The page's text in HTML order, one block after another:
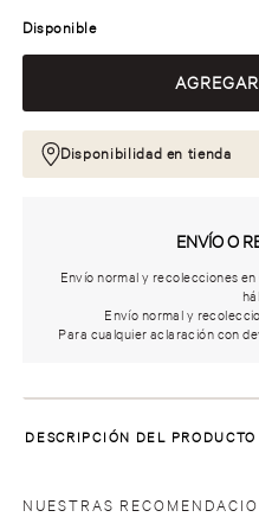
Disponible
Disponibilidad en tienda
ENVÍO O
Envío normal y recolecciones
Envío normal y
Para cualquier aclaración con
DESCRIPCIÓN DEL PRODUCTO
NUESTRAS